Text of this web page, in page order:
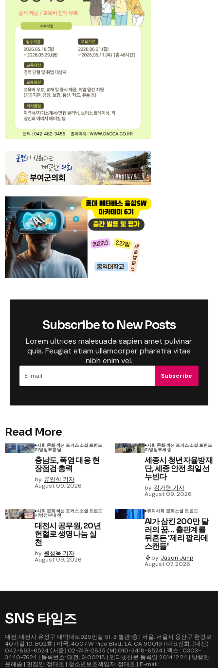
Subscribe to New Posts
Lorem ultrices malesuada sapien amet pulvinar
quis. Feugiat etiam ullamcorper pharetra vitae
nibh enim vel.
Subscribe
Read More
사회 문화섹션 포커스소셜 트렌드
지방정부충남
충남도, 폭염 대응 현
장점검 총력
by 류인희 기자
August 09, 2026
사회 문화섹션 포커스소셜 트렌드
지방정부세종
세종시 청년자율방재
단, 세종 안전 최일선
누빈다
by 김가령 기자
August 09, 2026
사회 문화섹션 포커스소셜 트렌드
지방정부대전
대전시 공무원, 20년
헌혈로 생명나눔 실
천
by 원성욱 기자
August 09, 2026
퓨처사회 문화소셜 트렌드
AI가 삼킨 200만 달
러의 꿈… 출판계를
뒤흔든 '제리 팔라데
스캔들'
by Jason Jung
August 07, 2026
SNS 타임즈
대전: 대전시 유성구 대덕대로925번길 51-3 별관1층 | 서울: 서울시 용산구 한강로
40가길 10, B02호 | 미국: 4007 W Pico Blvd., LA, CA 90019 | 대표전화: (대전)
042-863-6524 (서울) 02-749-2835 (M) 010-3418-6524 | 팩스 : 0303-
3440-7624 | 등록번호: 대전, 아00218 | 인터넷신문 등록일 2014.12.24 | 발행인:
윤해솜 | 편집인: 정대호 | 청소년보호책임자: 정대호 | E-mail: